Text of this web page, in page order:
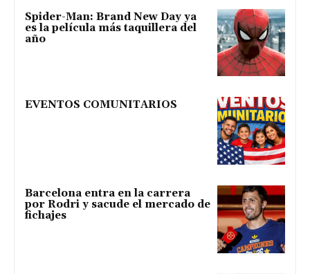
Spider-Man: Brand New Day ya
es la película más taquillera del
año
EVENTOS COMUNITARIOS
Barcelona entra en la carrera
por Rodri y sacude el mercado de
fichajes